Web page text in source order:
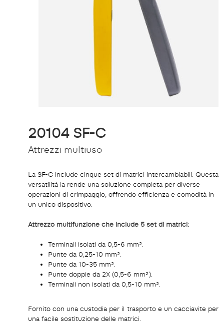
20104 SF-C
Attrezzi multiuso
La SF-C include cinque set di matrici intercambiabili. Questa
versatilità la rende una soluzione completa per diverse
operazioni di crimpaggio, offrendo efficienza e comodità in
un unico dispositivo.
Attrezzo multifunzione che include 5 set di matrici:
Terminali isolati da 0,5-6 mm².
Punte da 0,25-10 mm².
Punte da 10-35 mm².
Punte doppie da 2X (0,5-6 mm²).
Terminali non isolati da 0,5-10 mm².
Fornito con una custodia per il trasporto e un cacciavite per
una facile sostituzione delle matrici.